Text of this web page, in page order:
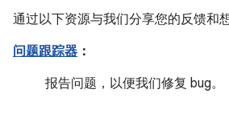
通过以下资源与我们分享您的反馈和
问题跟踪器 ：
报告问题，以便我们修复 bug。